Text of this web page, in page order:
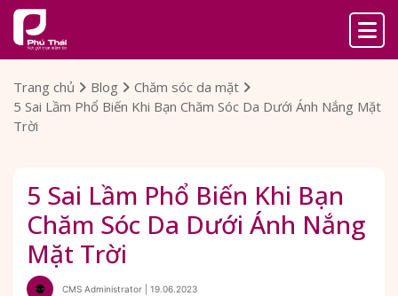
Trang chủ Blog
Chăm sóc da mặt
5 Sai Lầm Phổ Biến Khi Bạn Chăm Sóc Da Dưới Ánh Nắng Mặt
Trời
5 Sai Lầm Phổ Biến Khi Bạn
Chăm Sóc Da Dưới Ánh Nắng
Mặt Trời
CMS Administrator | 19.06.2023